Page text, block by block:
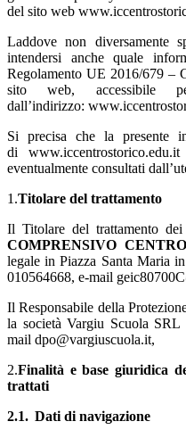
del sito web
Laddove non diversamente
intendersi anche quale
Regolamento UE 2016/679 –
sito web, accessibile
dall’indirizzo:
Si precisa che la presente
di
eventualmente consultati
1.Titolare del trattamento
Il Titolare del trattamento
COMPRENSIVO
legale in Piazza Santa Maria
010564668, e-mail
Il Responsabile della
la societàVargiu Scuola SRL
mail dpo@vargiuscuola.it,
2.Finalità e base giuridica
trattati
2.1. Dati di navigazione